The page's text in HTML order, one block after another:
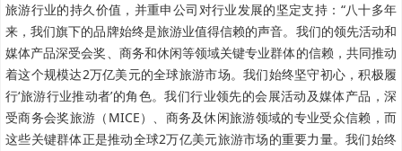
旅游行业的持久价值，并重申公司对行业发展的坚定支持：“八十多年
来，我们旗下的品牌始终是旅游业值得信赖的声音。我们的领先活动和
媒体产品深受会奖、商务和休闲等领域关键专业群体的信赖，共同推动
着这个规模达2万亿美元的全球旅游市场。我们始终坚守初心，积极履
行‘旅游行业推动者’的角色。我们行业领先的会展活动及媒体产品，深
受商务会奖旅游（MICE）、商务及休闲旅游领域的专业受众信赖，而
这些关键群体正是推动全球2万亿美元旅游市场的重要力量。我们始终